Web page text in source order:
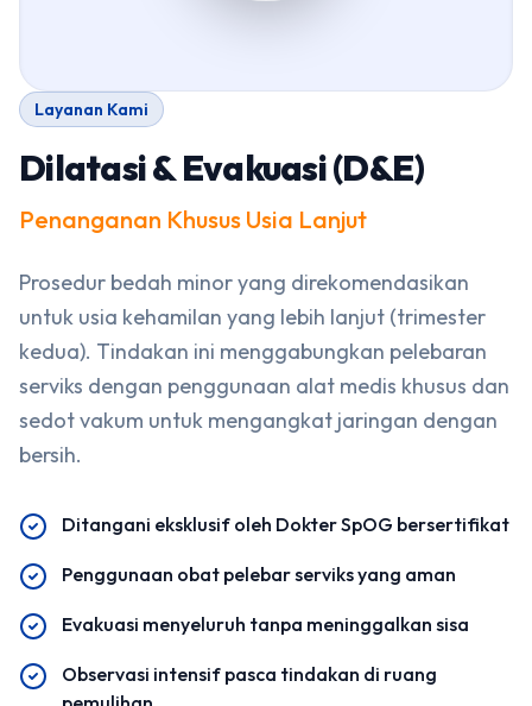
Layanan Kami
Dilatasi & Evakuasi (D&E)
Penanganan Khusus Usia Lanjut
Prosedur bedah minor yang direkomendasikan
untuk usia kehamilan yang lebih lanjut (trimester
kedua). Tindakan ini menggabungkan pelebaran
serviks dengan penggunaan alat medis khusus dan
sedot vakum untuk mengangkat jaringan dengan
bersih.
Ditangani eksklusif oleh Dokter SpOG bersertifikat
Penggunaan obat pelebar serviks yang aman
Evakuasi menyeluruh tanpa meninggalkan sisa
Observasi intensif pasca tindakan di ruang